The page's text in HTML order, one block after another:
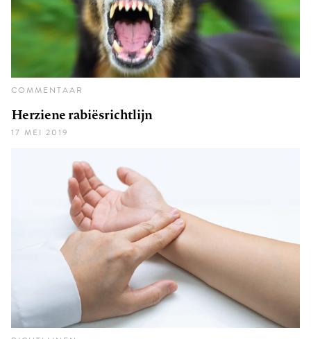
COMMENTAAR
Herziene rabiësrichtlijn
17 MEI 2019